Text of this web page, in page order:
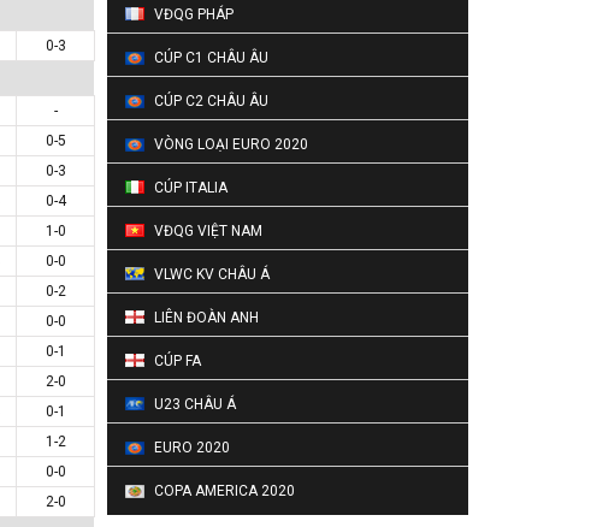
0-3
-
0-5
0-3
0-4
1-0
0-0
0-2
0-0
0-1
2-0
0-1
1-2
0-0
2-0
VĐQG PHÁP
CÚP C1 CHÂU ÂU
CÚP C2 CHÂU ÂU
VÒNG LOẠI EURO 2020
CÚP ITALIA
VĐQG VIỆT NAM
VLWC KV CHÂU Á
LIÊN ĐOÀN ANH
CÚP FA
U23 CHÂU Á
EURO 2020
COPA AMERICA 2020